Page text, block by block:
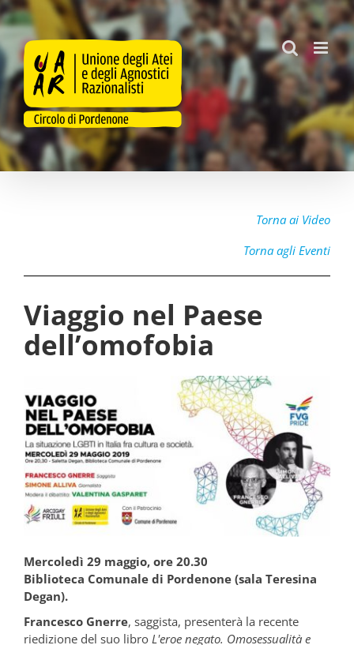
Salta
al
contenuto
Torna ai Video
Torna agli Eventi
Viaggio nel Paese
dell’omofobia
Mercoledì 29 maggio, ore 20.30
Biblioteca Comunale di Pordenone (sala Teresina
Degan).
Francesco Gnerre, saggista, presenterà la recente
riedizione del suo libro L'eroe negato. Omosessualità e